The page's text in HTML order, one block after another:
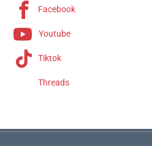
Facebook
Youtube
Tiktok
Threads